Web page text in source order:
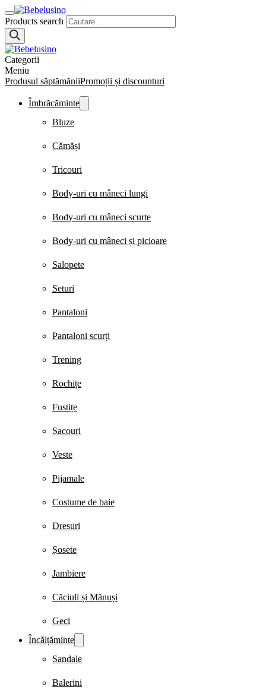
Products search
Categorii
Meniu
Produsul săptămăniiPromoții și discounturi
Îmbrăcăminte
Bluze
Cămăși
Tricouri
Body-uri cu mâneci lungi
Body-uri cu mâneci scurte
Body-uri cu mâneci și picioare
Salopete
Seturi
Pantaloni
Pantaloni scurți
Trening
Rochițe
Fustițe
Sacouri
Veste
Pijamale
Costume de baie
Dresuri
Șosete
Jambiere
Căciuli și Mănuși
Geci
Încălțăminte
Sandale
Balerini